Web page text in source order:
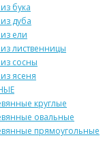
бука
дуба
ели
лиственницы
сосны
ясеня
круглые
овальные
прямоугольные